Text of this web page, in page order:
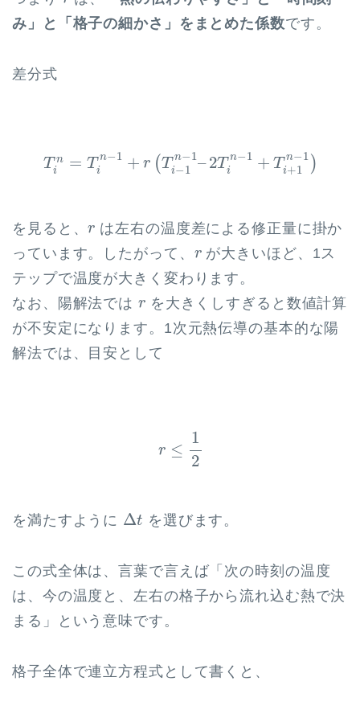
み」と「格子の細かさ」をまとめた係数です。
差分式
T n
i
= T n−1
i + r (T n−1
i−1 –2T n−1
i + T n−1
i+1 )
Tin n−1+ −1n−1 2Tin−1 Ti+1n−
を見ると、r
r は左右の温度差による修正量に掛か
っています。したがって、 r
rが大きいほど、1ス
テップで温度が大きく変わります。
なお、陽解法では r
rを大きくしすぎると数値計算
が不安定になります。1次元熱伝導の基本的な陽
解法では、目安として
r ≤
1
2
2
を満たすように Δt
Δ t を選びます。
この式全体は、言葉で言えば「次の時刻の温度
は、今の温度と、左右の格子から流れ込む熱で決
まる」という意味です。
格子全体で連立方程式として書くと、